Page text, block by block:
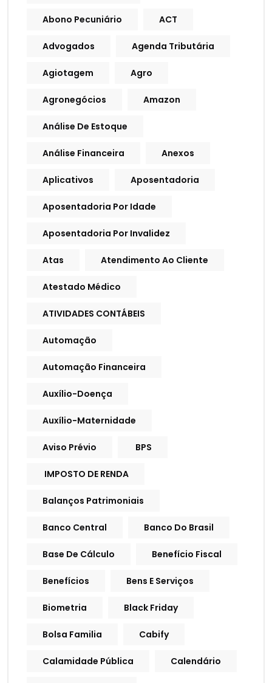
Abono Pecuniário ACT
Advogados Agenda Tributária
Agiotagem Agro
Agronegócios Amazon
Análise De Estoque
Análise Financeira Anexos
Aplicativos Aposentadoria
Aposentadoria Por Idade
Aposentadoria Por Invalidez
Atas Atendimento Ao Cliente
Atestado Médico
ATIVIDADES CONTÁBEIS
Automação
Automação Financeira
Auxílio-Doença
Auxílio-Maternidade
Aviso Prévio BPS
IMPOSTO DE RENDA
Balanços Patrimoniais
Banco Central Banco Do Brasil
Base De Cálculo Benefício Fiscal
Benefícios Bens E Serviços
Biometria Black Friday
Bolsa Familia Cabify
Calamidade Pública Calendário